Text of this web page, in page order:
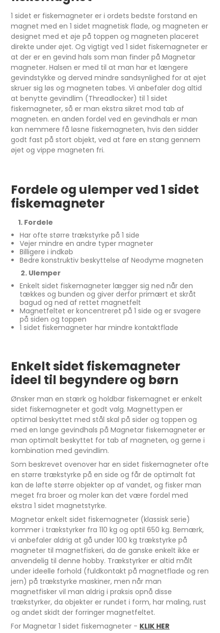
1 sidet er fiskemagneter er i ordets bedste forstand en
magnet med en 1 sidet magnetisk flade, og magneten er
designet med et øje på toppen og magneten placeret
direkte under øjet. Og vigtigt ved 1 sidet fiskemagneter er
at der er en gevind hals som man finder på Magnetar
magneter. Halsen er med til at man har et længere
gevindstykke og derved mindre sandsynlighed for at øjet
skruer sig løs og magneten tabes. Vi anbefaler dog altid
at benytte gevindlim (Threadlocker) til 1 sidet
fiskemagneter, så er man ekstra sikret mod tab af
magneten. en anden fordel ved en gevindhals er man
kan nemmere få løsne fiskemagneten, hvis den sidder
godt fast på stort objekt, ved at føre en stang gennem
øjet og vippe magneten fri.
Fordele og ulemper ved 1 sidet
fiskemagneter
1. Fordele
Har ofte større trækstyrke på 1 side
Vejer mindre en andre typer magneter
Billigere i indkøb
Bedre konstruktiv beskyttelse af Neodyme magneten
2. Ulemper
Enkelt sidet fiskemagneter lægger sig ned når den
tækkes og bunden og giver derfor primært et skråt
bagud og ned af rettet magnetfelt
Magnetfeltet er koncentreret på 1 side og er svagere
på siden og toppen
1 sidet fiskemagneter har mindre kontaktflade
Enkelt sidet fiskemagneter
ideel til begyndere og børn
Ønsker man en stærk og holdbar fiskemagnet er enkelt
sidet fiskemagneter et godt valg. Magnettypen er
optimal beskyttet med stål skal på sider og toppen og
med en lange gevindhals på Magnetar fiskemagneter er
man optimalt beskyttet for tab af magneten, og gerne i
kombination med gevindlim.
Som beskrevet ovenover har en sidet fiskemagneter ofte
en større trækstyrke på en side og får de optimalt fat
kan de løfte større objekter op af vandet, og fisker man
meget fra broer og moler kan det være fordel med
ekstra 1 sidet magnetstyrke.
Magnetar enkelt sidet fiskemagneter (klassisk serie)
kommer i trækstyrker fra 110 kg og optil 650 kg. Bemærk,
vi anbefaler aldrig at gå under 100 kg trækstyrke på
magneter til magnetfiskeri, da de ganske enkelt ikke er
anvendelig til denne hobby. Trækstyrker er altid målt
under ideelle forhold (fuldkontakt på magnetflade og ren
jern) på trækstyrke maskiner, men når man
magnetfisker vil man aldrig i praksis opnå disse
trækstyrker, da objekter er rundet i form, har maling, rust
og andet skidt der forringer magnetfeltet.
For Magnetar 1 sidet fiskemagneter - KLIK HER